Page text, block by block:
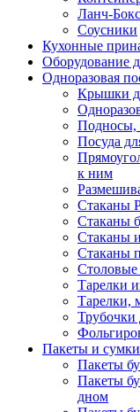
Ланч-
Соусники
Кухонные
Оборудование
Одноразовая
Крышки
Подносы,
Посуда
к ним
Стаканы
Стаканы
Стаканы
Стаканы
Тарелки
Тарелки,
Трубочки
Пакеты и сумки
Пакеты
Пакеты
дном